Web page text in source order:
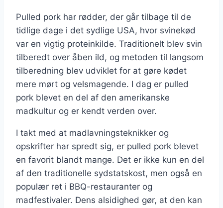
Pulled pork har rødder, der går tilbage til de
tidlige dage i det sydlige USA, hvor svinekød
var en vigtig proteinkilde. Traditionelt blev svin
tilberedt over åben ild, og metoden til langsom
tilberedning blev udviklet for at gøre kødet
mere mørt og velsmagende. I dag er pulled
pork blevet en del af den amerikanske
madkultur og er kendt verden over.
I takt med at madlavningsteknikker og
opskrifter har spredt sig, er pulled pork blevet
en favorit blandt mange. Det er ikke kun en del
af den traditionelle sydstatskost, men også en
populær ret i BBQ-restauranter og
madfestivaler. Dens alsidighed gør, at den kan